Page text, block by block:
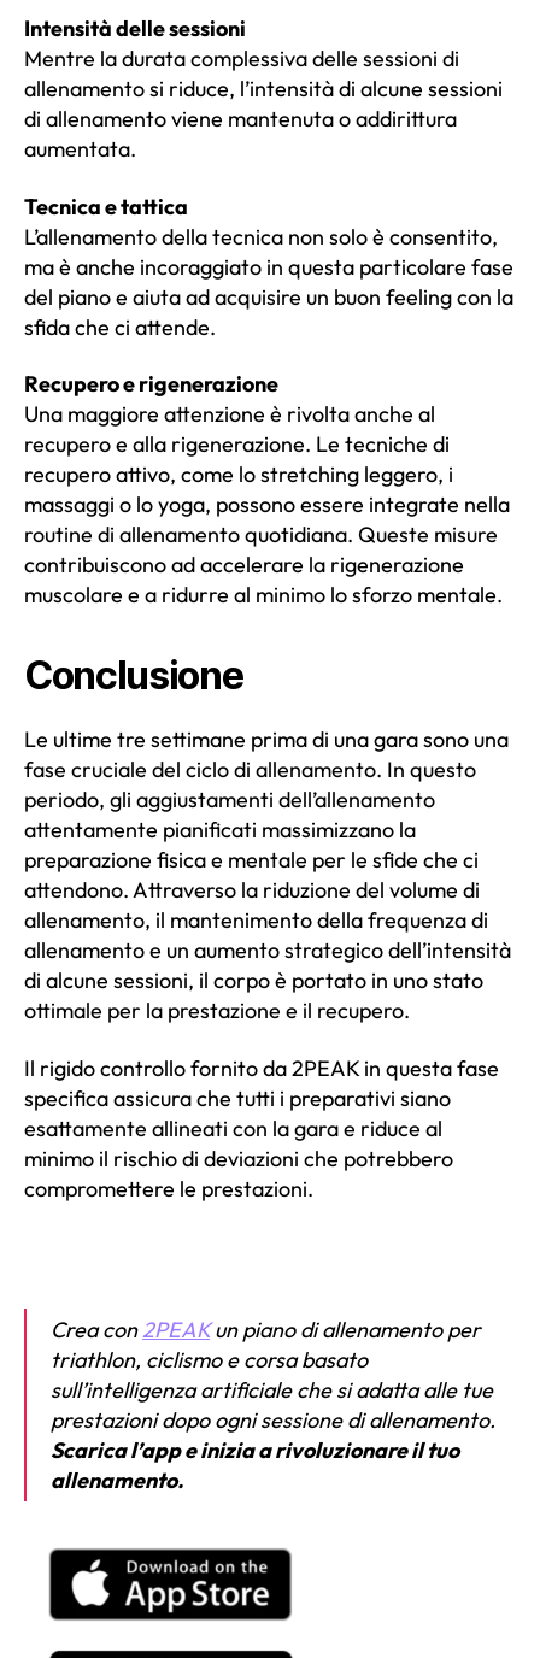
Intensità delle sessioni
Mentre la durata complessiva delle sessioni di
allenamento si riduce, l’intensità di alcune sessioni
di allenamento viene mantenuta o addirittura
aumentata.
Tecnica e tattica
L’allenamento della tecnica non solo è consentito,
ma è anche incoraggiato in questa particolare fase
del piano e aiuta ad acquisire un buon feeling con la
sfida che ci attende.
Recupero e rigenerazione
Una maggiore attenzione è rivolta anche al
recupero e alla rigenerazione. Le tecniche di
recupero attivo, come lo stretching leggero, i
massaggi o lo yoga, possono essere integrate nella
routine di allenamento quotidiana. Queste misure
contribuiscono ad accelerare la rigenerazione
muscolare e a ridurre al minimo lo sforzo mentale.
Conclusione
Le ultime tre settimane prima di una gara sono una
fase cruciale del ciclo di allenamento. In questo
periodo, gli aggiustamenti dell’allenamento
attentamente pianificati massimizzano la
preparazione fisica e mentale per le sfide che ci
attendono. Attraverso la riduzione del volume di
allenamento, il mantenimento della frequenza di
allenamento e un aumento strategico dell’intensità
di alcune sessioni, il corpo è portato in uno stato
ottimale per la prestazione e il recupero.
Il rigido controllo fornito da 2PEAK in questa fase
specifica assicura che tutti i preparativi siano
esattamente allineati con la gara e riduce al
minimo il rischio di deviazioni che potrebbero
compromettere le prestazioni.
Crea con2PEAKun piano di allenamento per
triathlon, ciclismo e corsa basato
sull’intelligenza artificiale che si adatta alle tue
prestazioni dopo ogni sessione di allenamento.
Scarica l’app e inizia a rivoluzionare il tuo
allenamento.